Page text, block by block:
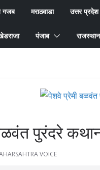
गजब मराठवाडा उत्तर प्रदेश
पंजाब राजस्थान
पुरंदरे
VOICE